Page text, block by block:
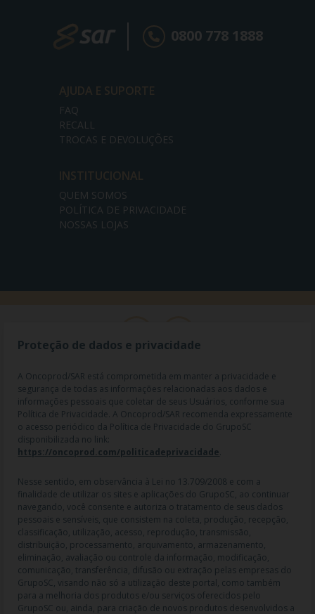
0800 778 1888
AJUDA E SUPORTE
FAQ
RECALL
TROCAS E DEVOLUÇÕES
INSTITUCIONAL
QUEM SOMOS
POLÍTICA DE PRIVACIDADE
NOSSAS LOJAS
RAZÃO SOCIAL: ONCO PROD DIST. DE PROD. HOSP. E ONCOL. LTDA |
04.307.650/0019-64 | IE: 119.242.793.110 | Endereço R: Olimpíadas, nº
100 2º andar CJ 21 22 - Vila Olímpia - SP | Cep: 04551-000 |
Farmacêutico responsável: Dra. Gislaine Lopes de Jesus - CRF/SP 47509
| AFE: 7.60997-7 | CMVS: 355030801-477-010609-1-0.
As informações contidas neste site não devem ser usadas para
automedicação e não substituem, em hipótese alguma, as orientações
dadas pelo profissional da área médica. Somente o médico está apto a
diagnosticar qualquer problema de saúde e prescrever o tratamento
adequado. Ao persistirem os sintomas, um médico deverá ser
consultado. Os preços, as promoções, o frete e as condições de
Proteção de dados e privacidade
A Oncoprod/SAR está comprometida em manter a privacidade e
segurança de todas as informações relacionadas aos dados e
informações pessoais que coletar de seus Usuários, conforme sua
Política de Privacidade. A Oncoprod/SAR recomenda expressamente
o acesso periódico da Política de Privacidade do GrupoSC
disponibilizada no link:
https://oncoprod.com/politicadeprivacidade
Nesse sentido, em observância à Lei no 13.709/2008 e com a
finalidade de utilizar os sites e aplicações do GrupoSC, ao continuar
navegando, você consente e autoriza o tratamento de seus dados
pessoais e sensíveis, que consistem na coleta, produção, recepção,
classificação, utilização, acesso, reprodução, transmissão,
distribuição, processamento, arquivamento, armazenamento,
eliminação, avaliação ou controle da informação, modificação,
comunicação, transferência, difusão ou extração pelas empresas do
GrupoSC, visando não só a utilização deste portal, como também
para a melhoria dos produtos e/ou serviços oferecidos pelo
GrupoSC ou, ainda, para criação de novos produtos desenvolvidos a